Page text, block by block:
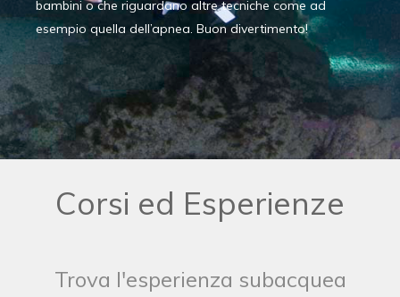
bambini o che riguardano altre tecniche come ad
esempio quella dell’apnea. Buon divertimento!
Corsi ed Esperienze
Trova l'esperienza subacquea